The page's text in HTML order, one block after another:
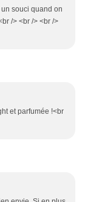
souci quand on
/> <br /> <br />
et parfumée !<br